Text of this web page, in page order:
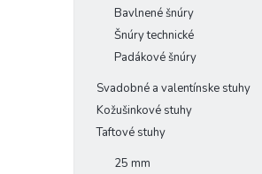
Bavlnené šnúry
Šnúry technické
Padákové šnúry
Svadobné a valentínske stuhy
Kožušinkové stuhy
Taftové stuhy
25 mm